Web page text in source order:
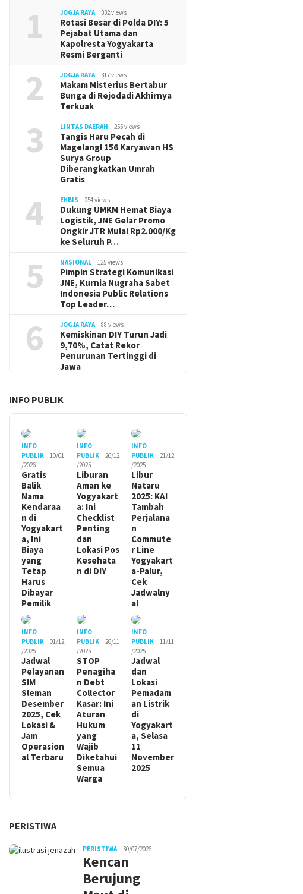
1 JOGJA RAYA 332 views
Rotasi Besar di Polda DIY: 5
Pejabat Utama dan
Kapolresta Yogyakarta
Resmi Berganti
2 JOGJA RAYA 317 views
Makam Misterius Bertabur
Bunga di Rejodadi Akhirnya
Terkuak
3 LINTAS DAERAH 255 views
Tangis Haru Pecah di
Magelang! 156 Karyawan HS
Surya Group
Diberangkatkan Umrah
Gratis
4 EKBIS 254 views
Dukung UMKM Hemat Biaya
Logistik, JNE Gelar Promo
Ongkir JTR Mulai Rp2.000/Kg
ke Seluruh P…
5 NASIONAL 125 views
Pimpin Strategi Komunikasi
JNE, Kurnia Nugraha Sabet
Indonesia Public Relations
Top Leader…
6 JOGJA RAYA 88 views
Kemiskinan DIY Turun Jadi
9,70%, Catat Rekor
Penurunan Tertinggi di
Jawa
INFO PUBLIK
INFO
PUBLIK
10/01
/2026
Gratis
Balik
Nama
Kendaraa
n di
Yogyakart
a, Ini
Biaya
yang
Tetap
Harus
Dibayar
Pemilik
INFO
PUBLIK
26/12
/2025
Liburan
Aman ke
Yogyakart
a: Ini
Checklist
Penting
dan
Lokasi Pos
Kesehata
n di DIY
INFO
PUBLIK
21/12
/2025
Libur
Nataru
2025: KAI
Tambah
Perjalana
n
Commute
r Line
Yogyakart
a-Palur,
Cek
Jadwalny
a!
INFO
PUBLIK
01/12
/2025
Jadwal
Pelayanan
SIM
Sleman
Desember
2025, Cek
Lokasi &
Jam
Operasion
al Terbaru
INFO
PUBLIK
26/11
/2025
STOP
Penagiha
n Debt
Collector
Kasar: Ini
Aturan
Hukum
yang
Wajib
Diketahui
Semua
Warga
INFO
PUBLIK
11/11
/2025
Jadwal
dan
Lokasi
Pemadam
an Listrik
di
Yogyakart
a, Selasa
11
November
2025
PERISTIWA
PERISTIWA 30/07/2026
Kencan
Berujung